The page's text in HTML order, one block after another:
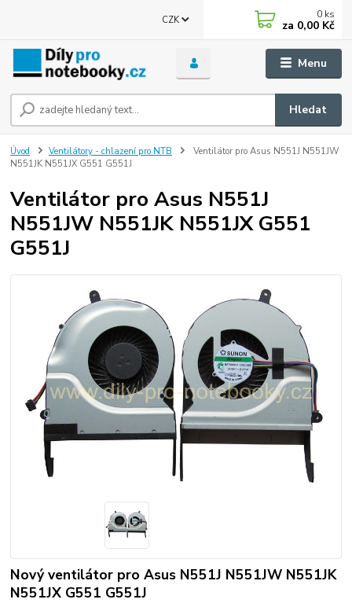
Menu
CZK
Hledat
0 ks
za 0,00 Kč
Úvod Ventilátory - chlazení pro NTB
Ventilátor pro Asus N551J N551JW
N551JK N551JX G551 G551J
Ventilátor pro Asus N551J
N551JW N551JK N551JX G551
G551J
Nový ventilátor pro Asus N551J N551JW N551JK
N551JX G551 G551J